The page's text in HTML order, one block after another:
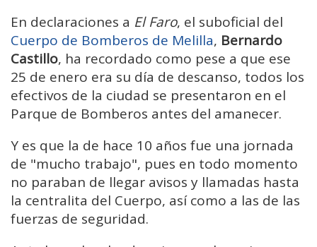
En declaraciones a El Faro, el suboficial del
Cuerpo de Bomberos de Melilla, Bernardo
Castillo, ha recordado como pese a que ese
25 de enero era su día de descanso, todos los
efectivos de la ciudad se presentaron en el
Parque de Bomberos antes del amanecer.
Y es que la de hace 10 años fue una jornada
de "mucho trabajo", pues en todo momento
no paraban de llegar avisos y llamadas hasta
la centralita del Cuerpo, así como a las de las
fuerzas de seguridad.